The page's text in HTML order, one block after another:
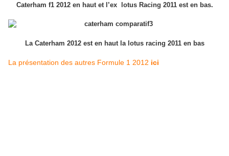
Caterham f1 2012 en haut et l’ex lotus Racing 2011 est en bas.
La Caterham 2012 est en haut la lotus racing 2011 en bas
La présentation des autres Formule 1 2012 ici